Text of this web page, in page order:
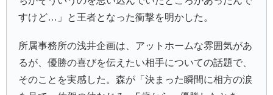
すけど…」と王者となった衝撃を明かした。
所属事務所の浅井企画は、アットホームな雰囲気があ
るが、優勝の喜びを伝えたい相手についての話題で、
そのことを実感した。森が「決まった瞬間に相方の涙